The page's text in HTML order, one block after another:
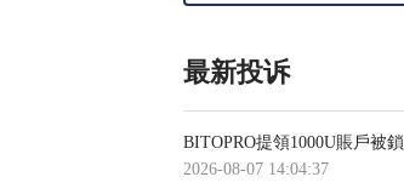
最新投诉
BITOPRO提領1000U賬戶被鎖
2026-08-07 14:04:37